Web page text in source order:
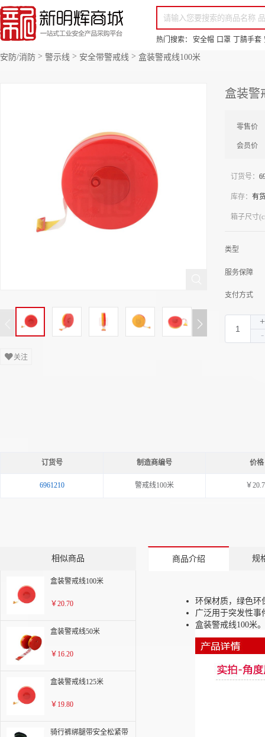
你好，欢迎来到新明辉！ 请登录
免费注册
专属服务 超低折扣价
热门搜索：
安全帽 口罩 丁腈手套
全部商品分类 场景采购 品
安防/消防 > 警示线 > 安全带警戒线 > 盒装警戒线100米
关注
盒装警
零售价
会员价
订货号：
库存： 有
箱子尺寸
类型
服务保障
支付方式
订货号 制造商编号 价格
6961210 警戒线100米 ￥
相似商品
盒装警戒线100米
￥20.70
盒装警戒线50米
￥16.20
盒装警戒线125米
￥19.80
骑行裤绑腿带安全松紧带
商品介绍 规
环保材质，绿色环
广泛用于突发性事
盒装警戒线100米。